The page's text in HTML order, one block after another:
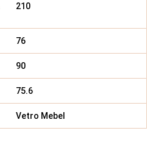
210
76
90
75.6
Vetro Mebel